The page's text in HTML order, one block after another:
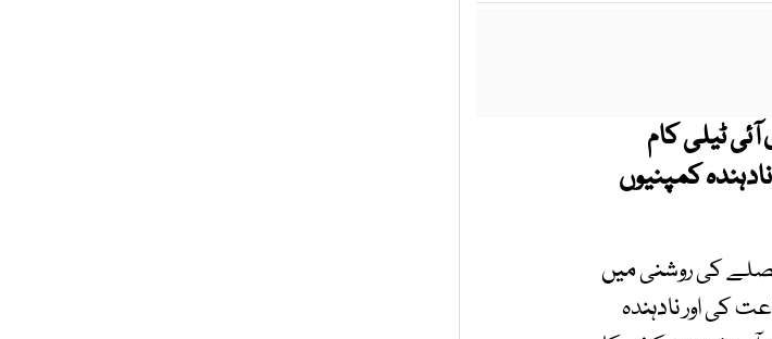
ٹیلی کام
کمپنیوں سے 80 ارب روپے کے واجبات کی وصولی کے معاملے پر 5 نادہندہ کمپنیوں
کی روشنی میں
کی اور نادہندہ